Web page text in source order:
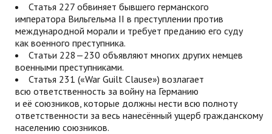
Статья 227 обвиняет бывшего германского
императора Вильгельма II в преступлении против
международной морали и требует преданию его суду
как военного преступника.
Статьи 228—230 объявляют многих других немцев
военными преступниками.
Статья 231 («War Guilt Clause») возлагает
всю ответственность за войну на Германию
и её союзников, которые должны нести всю полноту
ответственности за весь нанесённый ущерб гражданскому
населению союзников.